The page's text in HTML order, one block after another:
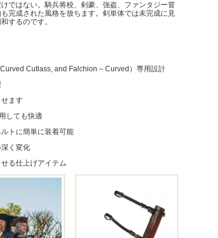
ではない。騎兵将校、剣豪、強盗、ファンタジー冒
完成された風格を放ちます。剣単体では未完成に見
するのです。
Cutlass, and Falchion – Curved）専用設計
ます
しても快適
トに簡単に装着可能
く変化
る仕上げアイテム